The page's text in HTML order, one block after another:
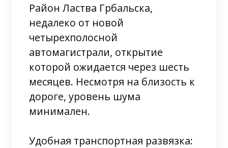
Район Ластва Грбальска,
недалеко от новой
четырехполосной
автомагистрали, открытие
которой ожидается через шесть
месяцев. Несмотря на близость к
дороге, уровень шума
минимален.
Удобная транспортная развязка: